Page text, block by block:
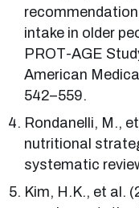
intake in older
PROT-AGE
American
542–559.
Rondanelli, M.,
nutritional
systematic
Kim, H.K., et al.